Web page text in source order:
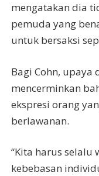
mengatakan dia
pemuda yang
untuk bersaksi
Bagi Cohn,
mencerminkan
ekspresi orang
berlawanan.
“Kita harus selalu
kebebasan